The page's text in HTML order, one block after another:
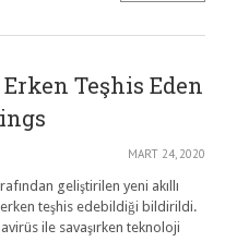
Teşhis Eden
MART 24, 2020
geliştirilen yeni akıllı
teşhis edebildiği bildirildi.
ile savaşırken teknoloji